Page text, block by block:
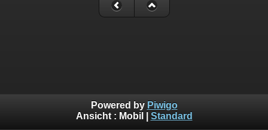
Powered by Piwigo
Ansicht : Mobil Standard